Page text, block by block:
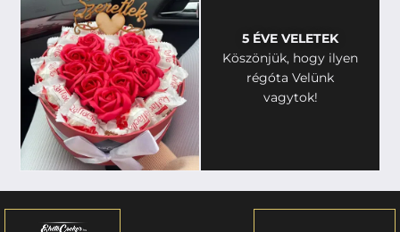
5 ÉVE VELETEK
Köszönjük, hogy ilyen
régóta Velünk
vagytok!